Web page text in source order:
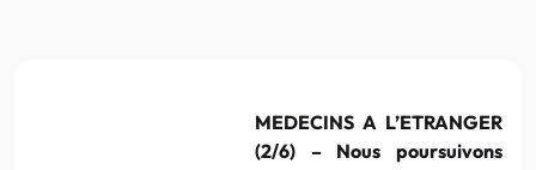
MEDECINS A L’ETRANGER
(2/6) – Nous poursuivons